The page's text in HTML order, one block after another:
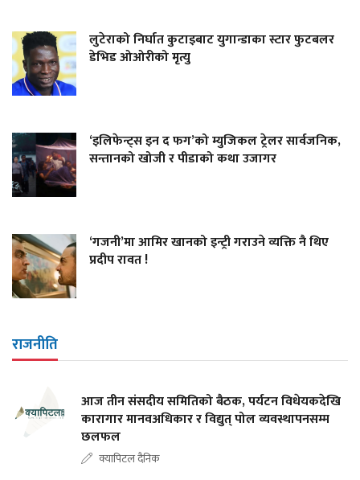
लुटेराको निर्घात कुटाइबाट युगान्डाका स्टार फुटबलर
डेभिड ओओरीको मृत्यु
‘इलिफेन्ट्स इन द फग’को म्युजिकल ट्रेलर सार्वजनिक,
सन्तानको खोजी र पीडाको कथा उजागर
‘गजनी’मा आमिर खानको इन्ट्री गराउने व्यक्ति नै थिए
प्रदीप रावत !
राजनीति
आज तीन संसदीय समितिको बैठक, पर्यटन विधेयकदेखि
कारागार मानवअधिकार र विद्युत् पोल व्यवस्थापनसम्म
छलफल
क्यापिटल दैनिक